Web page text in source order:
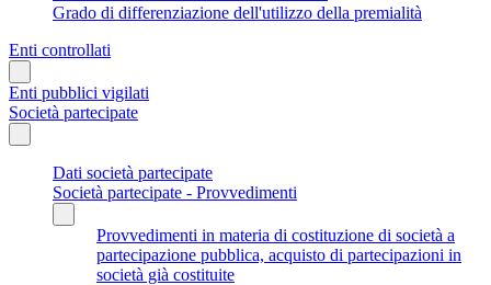
Grado di differenziazione dell'utilizzo della premialità
Enti controllati
Enti pubblici vigilati
Società partecipate
Dati società partecipate
Società partecipate - Provvedimenti
Provvedimenti in materia di costituzione di società a
partecipazione pubblica, acquisto di partecipazioni in
società già costituite